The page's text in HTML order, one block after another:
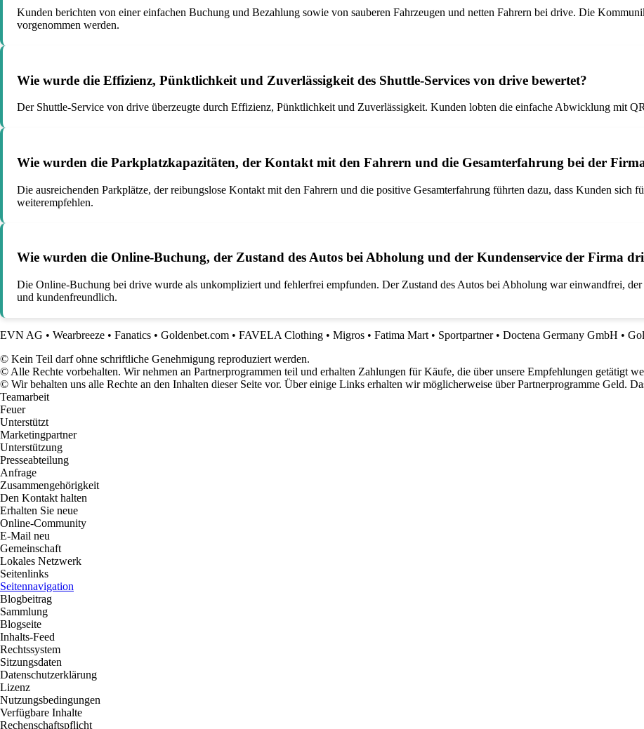
Kunden berichten von einer einfachen Buchung und Bezahlung sowie von sauberen Fahrzeugen und netten Fahrern bei drive. Die
vorgenommen werden.
Wie wurde die Effizienz, Pünktlichkeit und Zuverlässigkeit des Shuttle-Services von drive bewertet?
Der Shuttle-Service von drive überzeugte durch Effizienz, Pünktlichkeit und Zuverlässigkeit. Kunden lobten die einfache Abwicklung mit
Wie wurden die Parkplatzkapazitäten, der Kontakt mit den Fahrern und die Gesamterfahrung bei der
Die ausreichenden Parkplätze, der reibungslose Kontakt mit den Fahrern und die positive Gesamterfahrung führten dazu, dass Kunden sich
weiterempfehlen.
Wie wurden die Online-Buchung, der Zustand des Autos bei Abholung und der Kundenservice der Firma
Die Online-Buchung bei drive wurde als unkompliziert und fehlerfrei empfunden. Der Zustand des Autos bei Abholung war einwandfrei,
und kundenfreundlich.
EVN AG • Wearbreeze • Fanatics • Goldenbet.com • FAVELA Clothing • Migros • Fatima Mart • Sportpartner• Doctena Germany GmbH •
© Kein Teil darf ohne schriftliche Genehmigung reproduziert werden.
© Alle Rechte vorbehalten. Wir nehmen an Partnerprogrammen teil und erhalten Zahlungen für Käufe, die über unsere Empfehlungen getätigt
© Wir behalten uns alle Rechte an den Inhalten dieser Seite vor. Über einige Links erhalten wir möglicherweise über Partnerprogramme Geld.
Teamarbeit
Feuer
Unterstützt
Marketingpartner
Unterstützung
Presseabteilung
Anfrage
Zusammengehörigkeit
Den Kontakt halten
Erhalten Sie neue
Online-Community
E-Mail neu
Gemeinschaft
Lokales Netzwerk
Seitenlinks
Seitennavigation
Blogbeitrag
Sammlung
Blogseite
Inhalts-Feed
Rechtssystem
Sitzungsdaten
Datenschutzerklärung
Lizenz
Nutzungsbedingungen
Verfügbare Inhalte
Rechenschaftspflicht